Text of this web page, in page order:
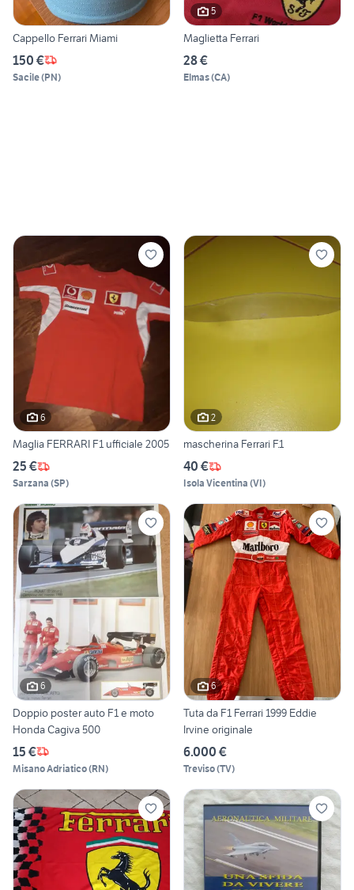
Cappello Ferrari Miami
150 €
Sacile(PN)
5
Maglietta Ferrari
28 €
Elmas(CA)
6
Maglia FERRARI F1 ufficiale 2005
25 €
Sarzana (SP)
2
mascherina Ferrari F.1
40 €
Isola Vicentina (VI)
6
Doppio poster auto F1 e moto
Honda Cagiva 500
15 €
Misano Adriatico(RN)
6
Tuta da F1 Ferrari 1999 Eddie
Irvine originale
6.000 €
Treviso(TV)